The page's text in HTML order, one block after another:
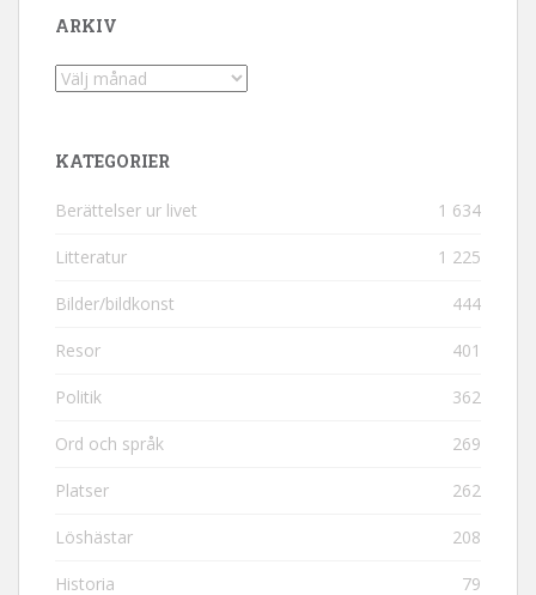
ARKIV
Arkiv
KATEGORIER
Berättelser ur livet 1 634
Litteratur 1 225
Bilder/bildkonst 444
Resor 401
Politik 362
Ord och språk 269
Platser 262
Löshästar 208
Historia 79